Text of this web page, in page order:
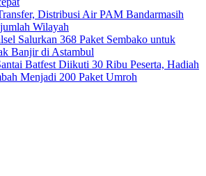
Distribusi Air PAM Bandarmasih
Wilayah
Salurkan 368 Paket Sembako untuk
Banjir di Astambul
Batfest Diikuti 30 Ribu Peserta, Hadiah
Menjadi 200 Paket Umroh